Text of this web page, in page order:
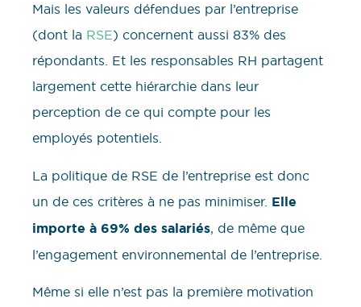
Mais les valeurs défendues par l’entreprise
(dont la RSE) concernent aussi 83% des
répondants. Et les responsables RH partagent
largement cette hiérarchie dans leur
perception de ce qui compte pour les
employés potentiels.
La politique de RSE de l’entreprise est donc
un de ces critères à ne pas minimiser. Elle
importe à 69% des salariés, de même que
l’engagement environnemental de l’entreprise.
Même si elle n’est pas la première motivation